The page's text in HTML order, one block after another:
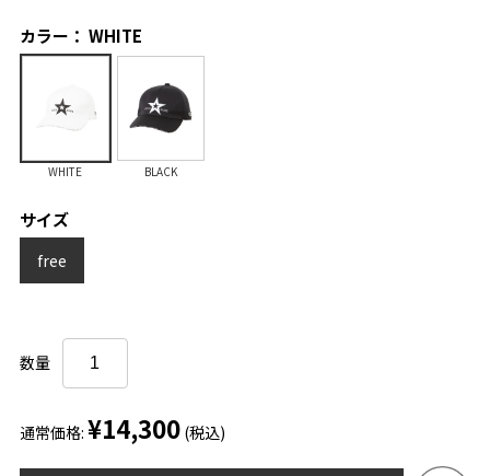
カラー： WHITE
WHITE BLACK
サイズ
free
数量
通常価格: ¥14,300 (税込)